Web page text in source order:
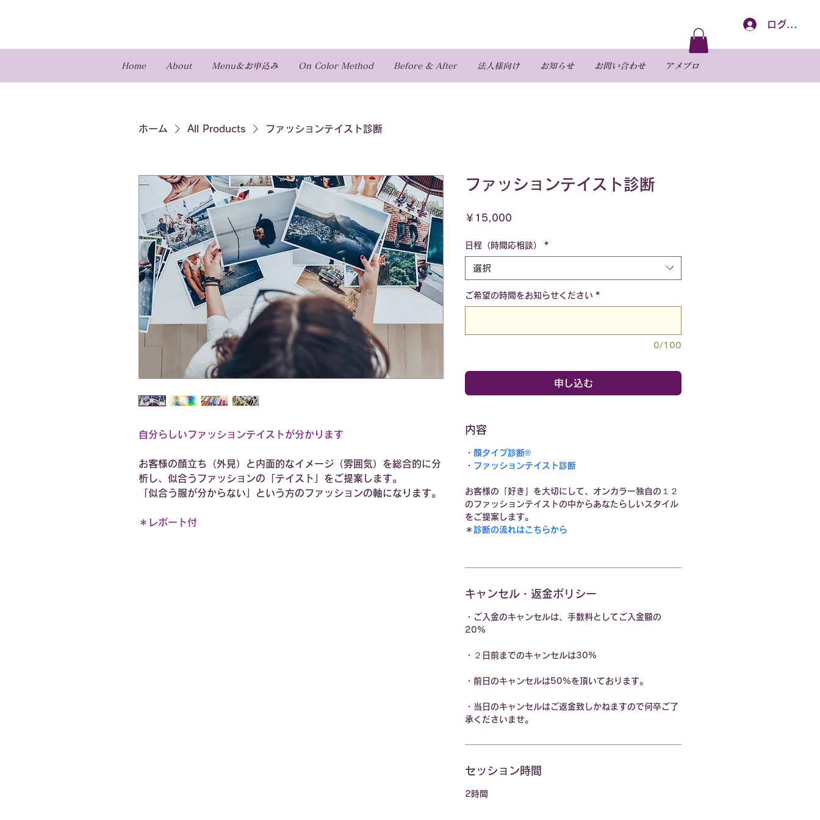
ログイン
Home About Menu＆お申込み On Color Method Before & After 法人様向け お知らせ お問い合わせ アメブロ
ホーム All Products ファッションテイスト診断
自分らしいファッションテイストが分かります
お客様の顔立ち（外見）と内面的なイメージ（雰囲気）を総合的に分
析し、似合うファッションの「テイスト」をご提案します。
「似合う服が分からない」という方のファッションの軸になります。
＊レポート付
ファッションテイスト診断
￥15,000
日程（時間応相談） *
選択
ご希望の時間をお知らせください *
0/100
申し込む
内容
・ 顔タイプ診断®
・ ファッションテイスト診断
お客様の「好き」を大切にして、オンカラー独自の１２
のファッションテイストの中からあなたらしいスタイル
をご提案します。
＊ 診断の流れはこちらから
キャンセル・返金ポリシー
・ご入金のキャンセルは、手数料としてご入金額の
20%
・２日前までのキャンセルは30%
・前日のキャンセルは50%を頂いております。
・当日のキャンセルはご返金致しかねますので何卒ご了
承くださいませ。
セッション時間
2時間